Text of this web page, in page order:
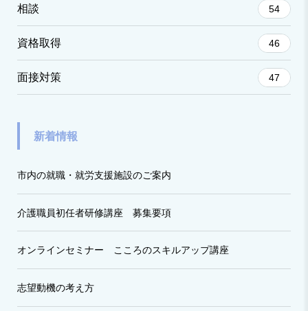
相談 54
資格取得 46
面接対策 47
新着情報
市内の就職・就労支援施設のご案内
介護職員初任者研修講座 募集要項
オンラインセミナー こころのスキルアップ講座
志望動機の考え方